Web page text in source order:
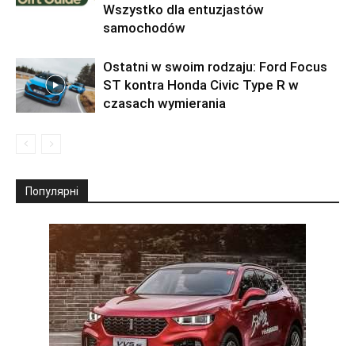
Wszystko dla entuzjastów
samochodów
Ostatni w swoim rodzaju: Ford Focus
ST kontra Honda Civic Type R w
czasach wymierania
Популярні